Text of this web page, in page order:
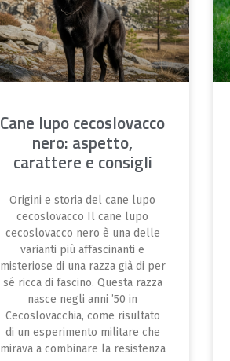
Cane lupo cecoslovacco
nero: aspetto,
carattere e consigli
Origini e storia del cane lupo
cecoslovacco Il cane lupo
cecoslovacco nero è una delle
varianti più affascinanti e
misteriose di una razza già di per
sé ricca di fascino. Questa razza
nasce negli anni ’50 in
Cecoslovacchia, come risultato
di un esperimento militare che
mirava a combinare la resistenza